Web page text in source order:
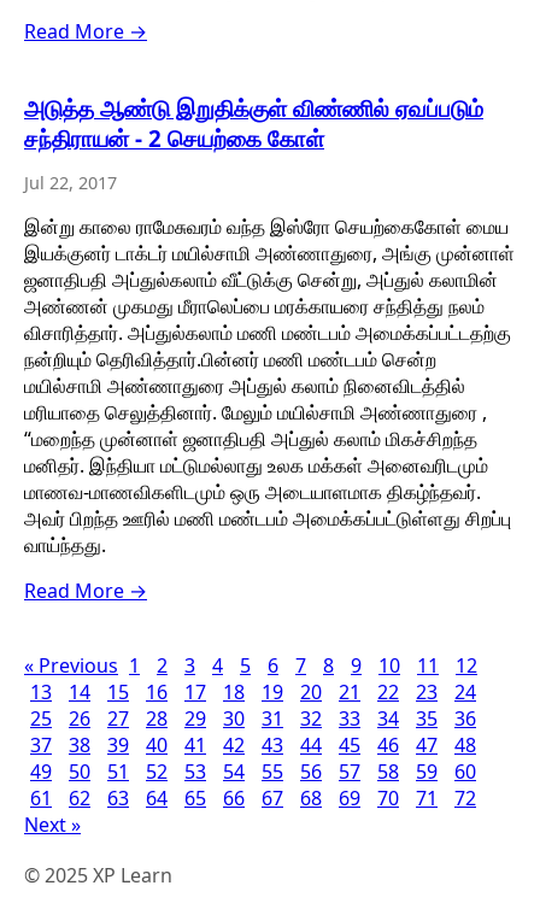
Read More →
அடுத்த ஆண்டு இறுதிக்குள் விண்ணில் ஏவப்படும்
சந்திராயன் - 2 செயற்கை கோள்
Jul 22, 2017
இன்று காலை ராமேசுவரம் வந்த இஸ்ரோ செயற்கைகோள் மைய
இயக்குனர் டாக்டர் மயில்சாமி அண்ணாதுரை, அங்கு முன்னாள்
ஜனாதிபதி அப்துல்கலாம் வீட்டுக்கு சென்று, அப்துல் கலாமின்
அண்ணன் முகமது மீராலெப்பை மரக்காயரை சந்தித்து நலம்
விசாரித்தார். அப்துல்கலாம் மணி மண்டபம் அமைக்கப்பட்டதற்கு
நன்றியும் தெரிவித்தார்.பின்னர் மணி மண்டபம் சென்ற
மயில்சாமி அண்ணாதுரை அப்துல் கலாம் நினைவிடத்தில்
மரியாதை செலுத்தினார். மேலும் மயில்சாமி அண்ணாதுரை ,
“மறைந்த முன்னாள் ஜனாதிபதி அப்துல் கலாம் மிகச்சிறந்த
மனிதர். இந்தியா மட்டுமல்லாது உலக மக்கள் அனைவரிடமும்
மாணவ-மாணவிகளிடமும் ஒரு அடையாளமாக திகழ்ந்தவர்.
அவர் பிறந்த ஊரில் மணி மண்டபம் அமைக்கப்பட்டுள்ளது சிறப்பு
வாய்ந்தது.
Read More →
« Previous 1 2 3 4 5 6 7 8 9 10 11
12
13
14 15 16 17 18 19 20 21 22 23
24
25
26 27 28 29 30 31 32 33 34 35
36
37
38 39 40 41 42 43 44 45 46 47
48
49
50 51 52 53 54 55 56 57 58 59
60
61
62 63 64 65 66 67 68 69 70 71
72
Next »
© 2025 XP Learn